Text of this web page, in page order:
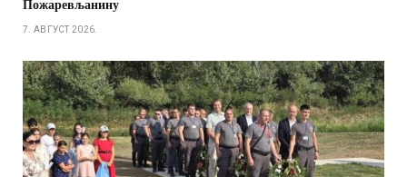
Пожаревљанину
7. АВГУСТ 2026.